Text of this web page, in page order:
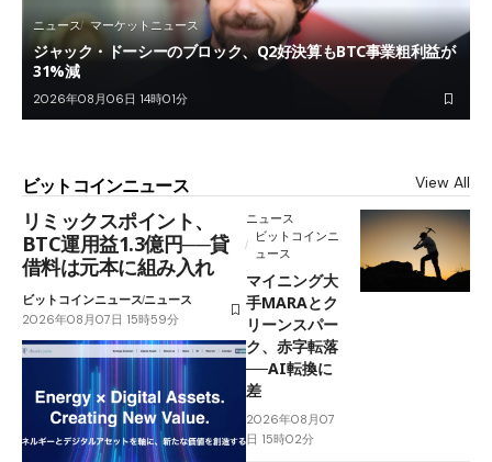
ニュース マーケットニュース
ジャック・ドーシーのブロック、Q2好決算もBTC事業粗利益が
31%減
2026年08月06日 14時01分
ビットコインニュース View All
リミックスポイント、
BTC運用益1.3億円──貸
借料は元本に組み入れ
ビットコインニュースニュース
2026年08月07日 15時59分
ニュース
ビットコインニ
ュース
マイニング大
手MARAとク
リーンスパー
ク、赤字転落
──AI転換に
差
2026年08月07
日 15時02分